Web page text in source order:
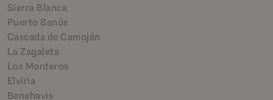
Sierra Blanca
Puerto Banús
Cascada de Camoján
La Zagaleta
Los Monteros
Elviria
Benahavis